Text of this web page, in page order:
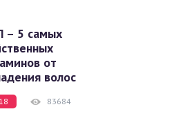
– 5 самых
от
волос
18 83684